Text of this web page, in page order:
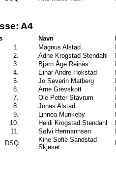
A4
Navn
1.
Magnus Alstad
2.
Ådne Krogstad Stendahl
3.
Bjørn Åge Reinås
4.
Einar Andre Hokstad
5.
Jo Severin Matberg
6.
Arne Grevskott
7.
Ole Petter Stavrum
8.
Jonas Alstad
9.
Linnea Munkeby
10.
Heidi Krogstad Stendahl
11.
Sølvi Hermannsen
DSQ
Kine Sofie Sandstad
Skjeset